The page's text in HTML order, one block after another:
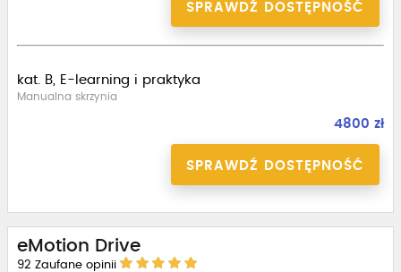
SPRAWDŹ DOSTĘPNOŚĆ
kat. B, E-learning i praktyka
Manualna skrzynia
4800 zł
SPRAWDŹ DOSTĘPNOŚĆ
eMotion Drive
92 Zaufane opinii